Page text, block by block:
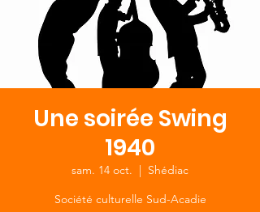
Une soirée Swing
1940
sam. 14 oct.
  |
Shédiac
Société culturelle Sud-Acadie